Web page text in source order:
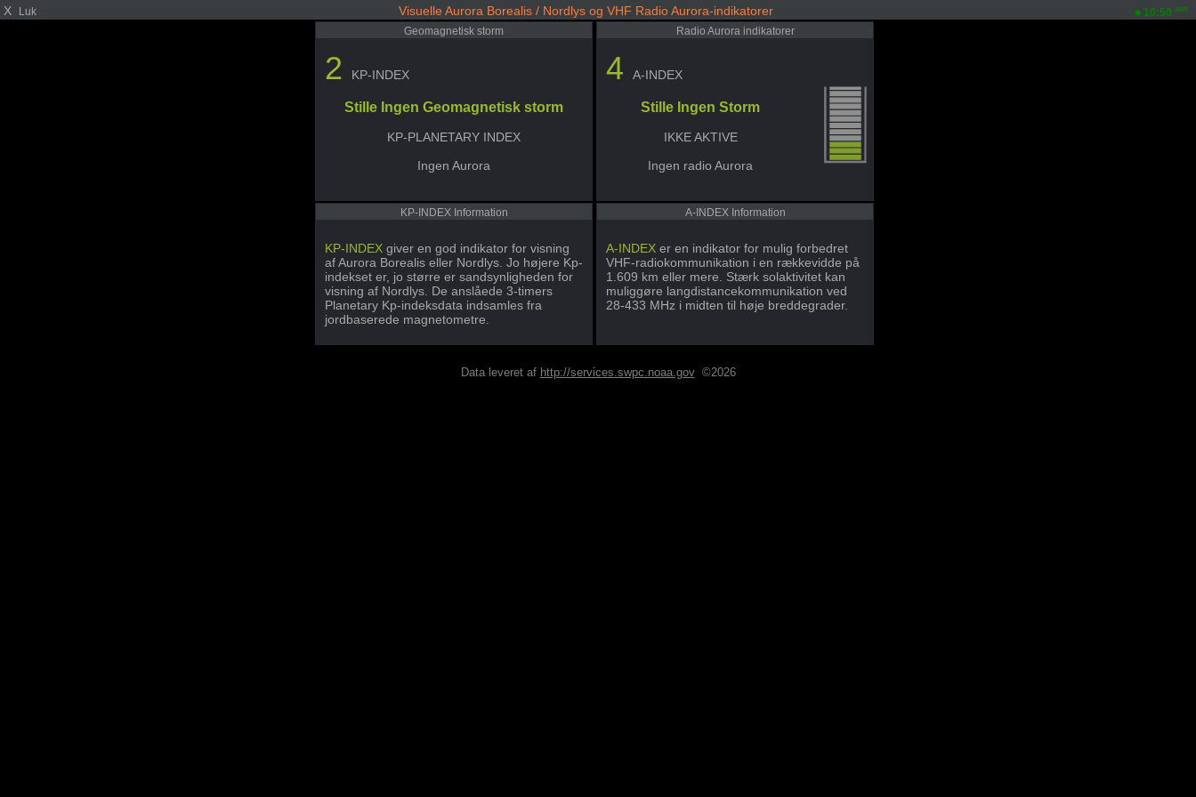
X Luk Visuelle Aurora Borealis / Nordlys og VHF Radio Aurora-indikatorer 10:50 am
Geomagnetisk storm
2 KP-INDEX
Stille Ingen Geomagnetisk storm
KP-PLANETARY INDEX
Ingen Aurora
Radio Aurora indikatorer
4 A-INDEX
Stille Ingen Storm
IKKE AKTIVE
Ingen radio Aurora
KP-INDEX Information
KP-INDEX giver en god indikator for visning
af Aurora Borealis eller Nordlys. Jo højere Kp-
indekset er, jo større er sandsynligheden for
visning af Nordlys. De anslåede 3-timers
Planetary Kp-indeksdata indsamles fra
jordbaserede magnetometre.
A-INDEX Information
A-INDEX er en indikator for mulig forbedret
VHF-radiokommunikation i en rækkevidde på
1.609 km eller mere. Stærk solaktivitet kan
muliggøre langdistancekommunikation ved
28-433 MHz i midten til høje breddegrader.
Data leveret af http://services.swpc.noaa.gov©2026